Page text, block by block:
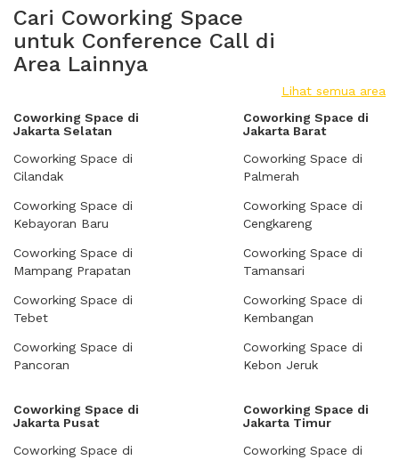
Cari Coworking Space
untuk Conference Call di
Area Lainnya
Lihat semua area
Coworking Space di
Jakarta Selatan
Coworking Space di
Cilandak
Coworking Space di
Kebayoran Baru
Coworking Space di
Mampang Prapatan
Coworking Space di
Tebet
Coworking Space di
Pancoran
Coworking Space di
Jakarta Barat
Coworking Space di
Palmerah
Coworking Space di
Cengkareng
Coworking Space di
Tamansari
Coworking Space di
Kembangan
Coworking Space di
Kebon Jeruk
Coworking Space di
Jakarta Pusat
Coworking Space di
Coworking Space di
Jakarta Timur
Coworking Space di